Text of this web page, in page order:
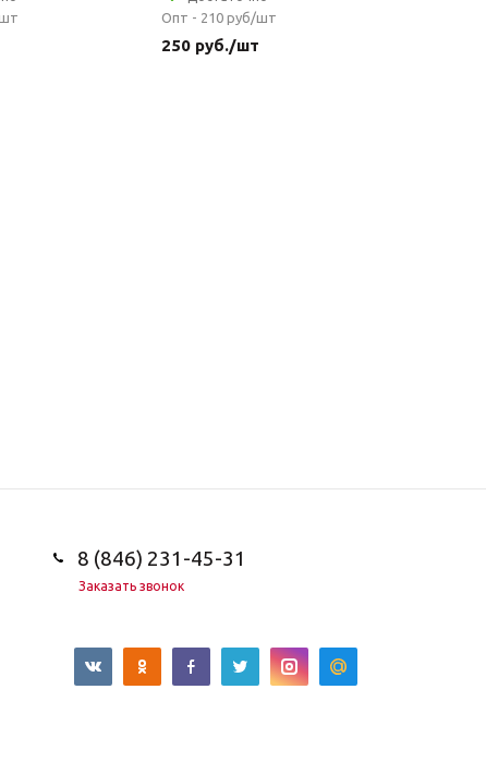
Опт - 210 руб/шт
250 руб./шт
8 (846) 231-45-31
Заказать звонок